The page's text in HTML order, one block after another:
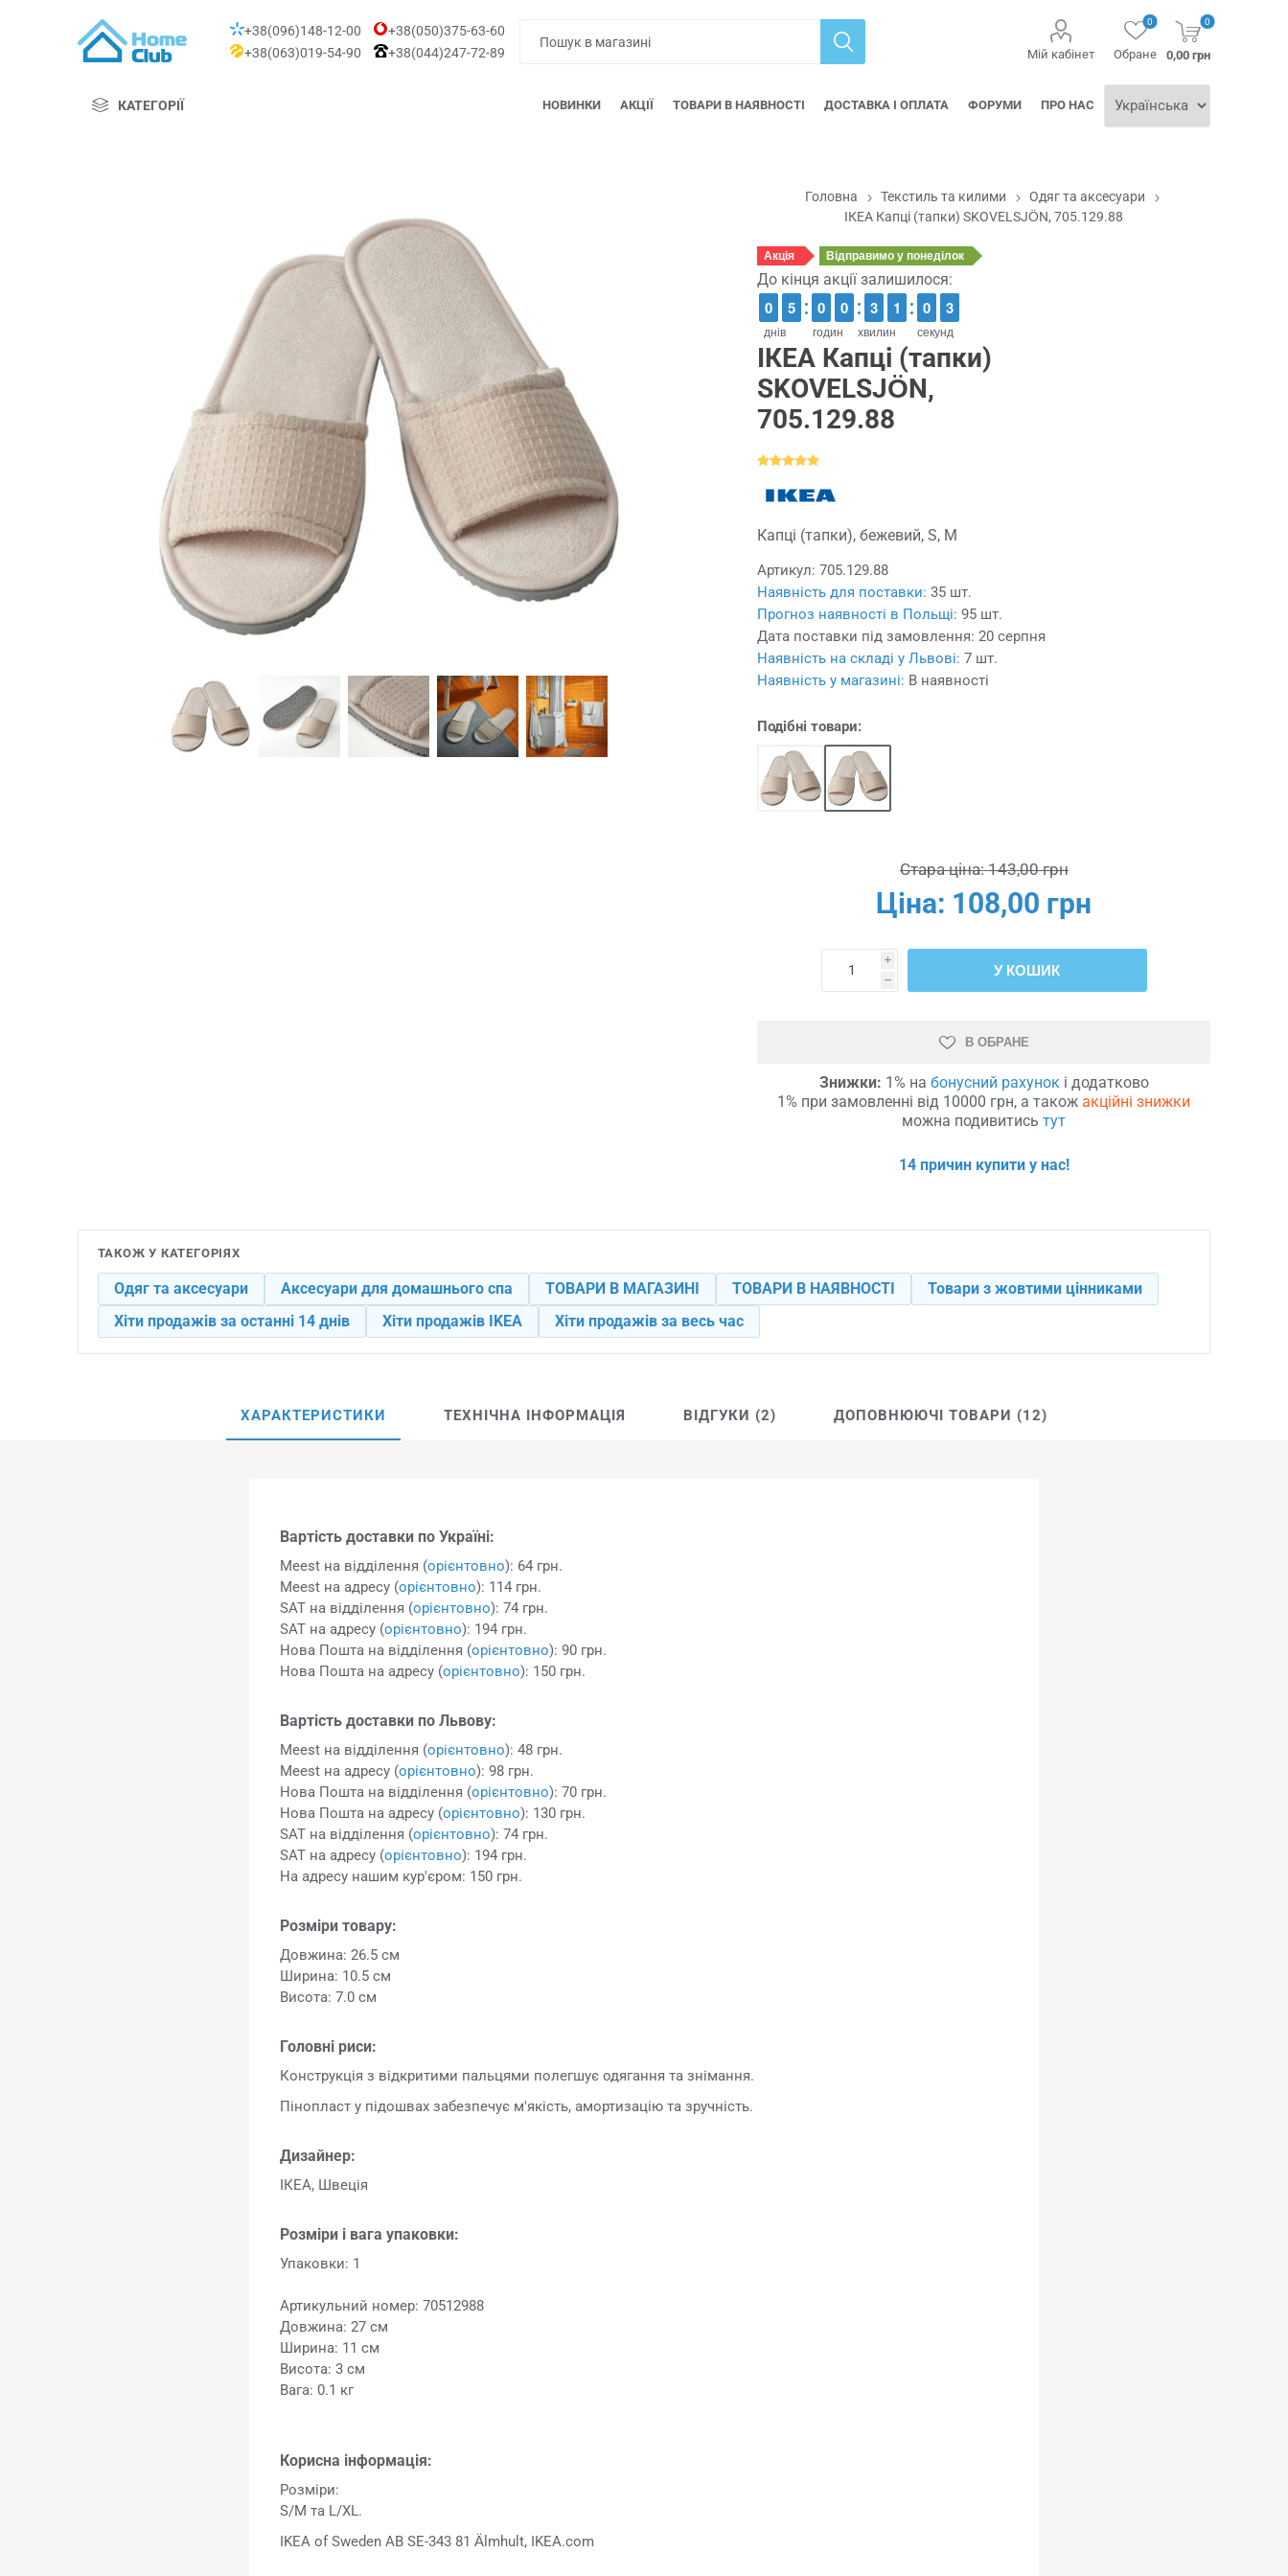
+38(096)148-12-00
+38(050)375-63-60
+38(063)019-54-90
+38(044)247-72-89 Мій кабінет Обране
0 0
0,00 грн
КАТЕГОРІЇ НОВИНКИ АКЦІЇ ТОВАРИ В НАЯВНОСТІ ДОСТАВКА І ОПЛАТА ФОРУМИ ПРО НАС
Головна Текстиль та килими
Одяг та аксесуари
ІКЕА Капці (тапки) SKOVELSJÖN, 705.129.88
Акція Відправимоу понеділок
До кінця акції залишилося:
днів
9
9
0
0 4
4
5
5
годин
9
9
0
0 9
9
0
0
хвилин
2
2
3
3 1
1
1
1
секунд
1
0
0 2
2
1
ІКЕА Капці (тапки)
SKOVELSJÖN,
705.129.88
Капці (тапки), бежевий, S, M
Артикул: 705.129.88
Наявність для поставки: 35 шт.
Прогноз наявності в Польщі: 95 шт.
Дата поставки під замовлення: 20 серпня
Наявність на складі у Львові: 7 шт.
Наявність у магазині: В наявності
Подібні товари:
Стара ціна: 143,00 грн
Ціна: 108,00 грн
i
h
У КОШИК
В ОБРАНЕ
Знижки: 1% на бонусний рахунок і додатково
1% при замовленні від 10000 грн, а такожакційні знижки
можна подивитисьтут
14 причин купити у нас!
ТАКОЖ У КАТЕГОРІЯХ
Одяг та аксесуари Аксесуари для домашнього спа ТОВАРИ В МАГАЗИНІ ТОВАРИ В НАЯВНОСТІ
Товари з жовтими цінниками
Хіти продажів за останні 14 днів
Хіти продажів IKEA Хіти продажів за весь час
ХАРАКТЕРИСТИКИ ТЕХНІЧНА ІНФОРМАЦІЯ ВІДГУКИ (2) ДОПОВНЮЮЧІ ТОВАРИ (12)
Вартість доставки по Україні:
Meest на відділення (орієнтовно): 64 грн.
Meest на адресу (орієнтовно): 114 грн.
SAT на відділення (орієнтовно): 74 грн.
SAT на адресу (орієнтовно): 194 грн.
Нова Пошта на відділення (орієнтовно): 90 грн.
Нова Пошта на адресу (орієнтовно): 150 грн.
Вартість доставки по Львову:
Meest на відділення (орієнтовно): 48 грн.
Meest на адресу (орієнтовно): 98 грн.
Нова Пошта на відділення (орієнтовно): 70 грн.
Нова Пошта на адресу (орієнтовно): 130 грн.
SAT на відділення (орієнтовно): 74 грн.
SAT на адресу (орієнтовно): 194 грн.
На адресу нашим кур'єром: 150 грн.
Розміри товару:
Довжина: 26.5 см
Ширина: 10.5 см
Висота: 7.0 см
Головні риси:
Конструкція з відкритими пальцями полегшує одягання та знімання.
Пінопласт у підошвах забезпечує м'якість, амортизацію та зручність.
Дизайнер:
ІКЕА, Швеція
Розміри і вага упаковки:
Упаковки: 1
Артикульний номер: 70512988
Довжина: 27 см
Ширина: 11 см
Висота: 3 см
Вага: 0.1 кг
Корисна інформація:
Розміри:
S/M та L/XL.
IKEA of Sweden AB SE-343 81 Älmhult, IKEA.com